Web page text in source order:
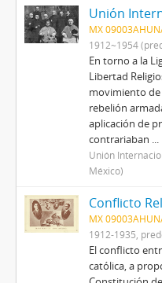
MX
1912~1954
En torno a la
Libertad
movimiento de
rebelión
aplicación de
contrariaban ...
Unión
México)
Conflicto
MX
1912-1935,
El conflicto
católica, a